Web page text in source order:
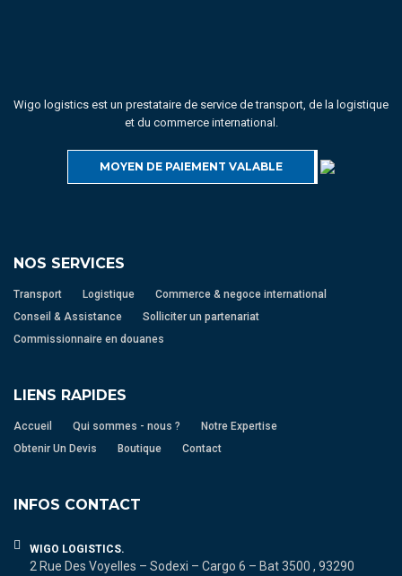
Wigo logistics est un prestataire de service de transport, de la logistique
et du commerce international.
MOYEN DE PAIEMENT VALABLE
NOS SERVICES
Transport Logistique
Commerce & negoce international
Conseil & Assistance
Solliciter un partenariat
Commissionnaire en douanes
LIENS RAPIDES
Accueil Qui sommes - nous ?
Notre Expertise
Obtenir Un Devis
Boutique Contact
INFOS CONTACT
WIGO LOGISTICS.
2 Rue Des Voyelles – Sodexi – Cargo 6 – Bat 3500 , 93290